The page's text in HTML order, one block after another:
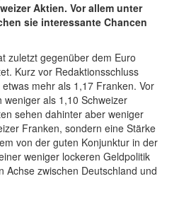
Aktien. Vor allem unter
sie interessante Chancen
zuletzt gegenüber dem Euro
Kurz vor Redaktionsschluss
mehr als 1,17 Franken. Vor
als 1,10 Schweizer
sehen dahinter aber weniger
Franken, sondern eine Stärke
von der guten Konjunktur in der
weniger lockeren Geldpolitik
Achse zwischen Deutschland und